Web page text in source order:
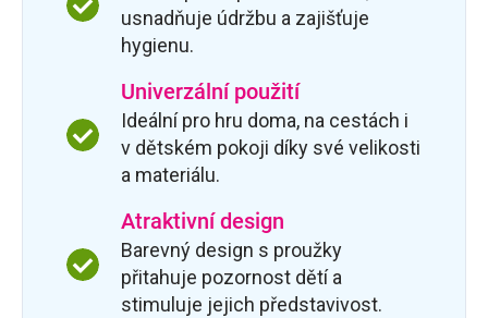
usnadňuje údržbu a zajišťuje
hygienu.
Univerzální použití
Ideální pro hru doma, na cestách i
v dětském pokoji díky své velikosti
a materiálu.
Atraktivní design
Barevný design s proužky
přitahuje pozornost dětí a
stimuluje jejich představivost.